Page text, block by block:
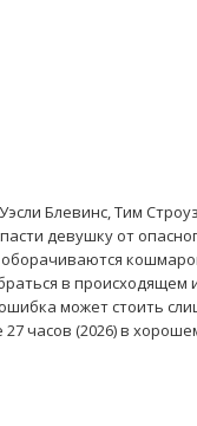
Блевинс, Тим
девушку от
в происходящем
может стоить
часов (2026) в